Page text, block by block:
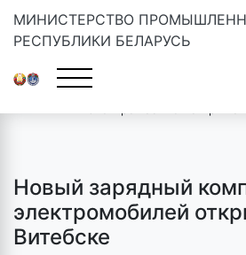
МИНИСТЕРСТВО
РЕСПУБЛИКИ БЕЛАРУСЬ
Главная
Новый зарядный
электромобилей
Витебске